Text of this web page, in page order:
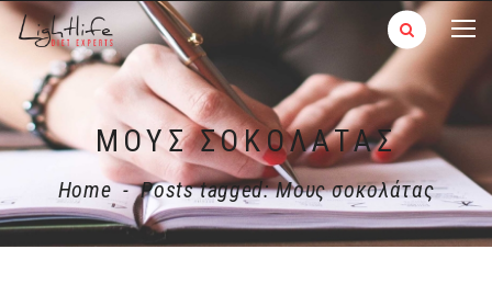
ΜΟΥΣ ΣΟΚΟΛΆΤΑΣ
Home - Posts tagged: Μους σοκολάτας